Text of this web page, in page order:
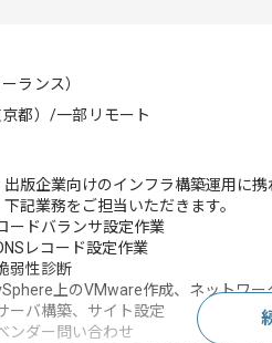
ランス）
都）/一部リモート
出版企業向けのインフラ構築運用に
下記業務をご担当いただきます。
ードバランサ設定作業
レコード設定作業
弱性診断
上のVMware作成、ネットワー
ーバ構築、サイト設定
ンダー問い合わせ